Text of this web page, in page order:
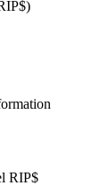
RIP$